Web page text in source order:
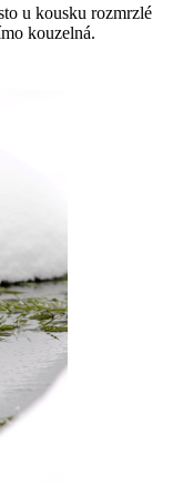
u kousku rozmrzlé
kouzelná.